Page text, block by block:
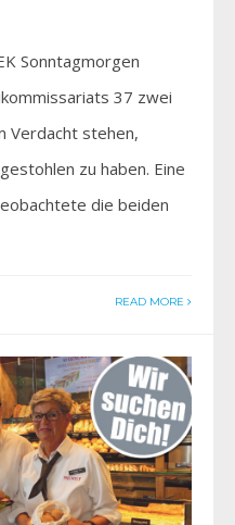
Sonntagmorgen
37 zwei
Verdacht stehen,
zu haben. Eine
die beiden
READ MORE